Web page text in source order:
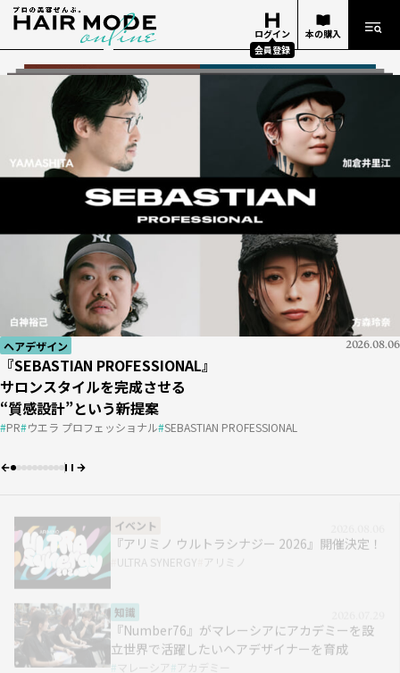
ログイン
会員登録
本の購入
経営 2026.06.18
お金勘定の基礎 #01
「どんぶり勘定」とはどんな勘定？
費用 売上
ヘアデザイン 2026.08.06
『SEBASTIAN PROFESSIONAL』
サロンスタイルを完成させる
“質感設計”という新提案
PR ウエラ プロフェッショナル SEBASTIAN PROFESSIONAL
イベント
『アリミノ ウルトラシナジー 2026』開催決定！
ULTRA SYNERGY アリミノ
知識 2026.07.29
『Number76』がマレーシアにアカデミーを設立
世界で活躍したいヘアデザイナーを育成
マレーシア アカデミー
美容業界 2026.07.27
【新サイトオープン】
美容師レビューが集まる「HAIRGORA」がオープン！
プロダクト選びをワンストップで
ヘアゴラ レビュー 商材情報
知識 2026.07.17
ケミカル知識がもたらす
サロンの発展｜apish編
パーマ アカデミー apish
知識 2026.07.13
『週刊ヘアキャンプ』ダイジェスト
「Oops」で応える薄毛の不安
お客さまの“言えない悩み”にどう向き合う？ ＃01
PR oops AGA HAIRCAMP
技術 2026.07.14
『10分カット』
ビハインド・ザ・ストーリー #02
DECOさん［DECO］
動画 re-quest/QJ 10分カット DECO
イベント 2026.07.05
ビューティーワールドジャパン 東京 2026
BWJ 展示会
ヘアデザイナー 2026.06.25
美容学校生の憧れ！
THE NEXT ICONS
#01｜小西恭平
経営 2026.06.18
お金勘定の基礎 #01
「どんぶり勘定」とはどんな勘定？
費用 売上
ヘアデザイン 2026.08.06
『SEBASTIAN PROFESSIONAL』
サロンスタイルを完成させる
“質感設計”という新提案
PR ウエラ プロフェッショナル SEBASTIAN PROFESSIONAL
知識
『Number76』がマレーシアにアカデミーを設
立世界で活躍したいヘアデザイナーを育成
美容業界
【新サイトオープン】美容師レビューが集まる
「HAIRGORA」がオープン！プロダクト選びを
ワンストップで
ヘアゴラ レビュー